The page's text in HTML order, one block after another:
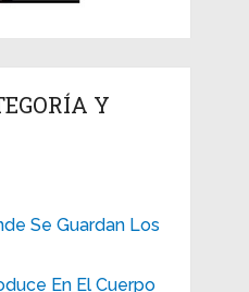
Y
Se Guardan Los
En El Cuerpo